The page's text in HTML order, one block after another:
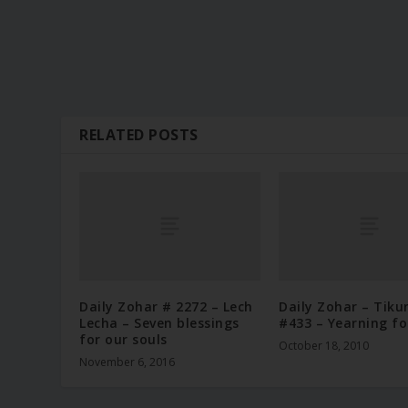
RELATED POSTS
Daily Zohar # 2272 – Lech
Lecha – Seven blessings
for our souls
November 6, 2016
Daily Zohar –
#433 – Yearning
October 18, 2010